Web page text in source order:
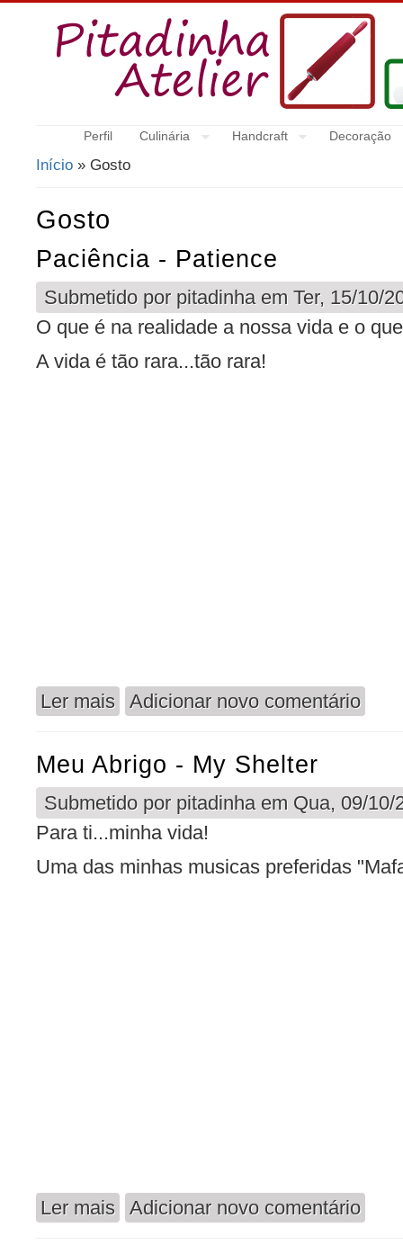
Perfil Culinária Handcraft Decoração
Início » Gosto
Gosto
Paciência - Patience
Submetido por pitadinha em Ter, 15/10/
O que é na realidade a nossa vida e o
A vida é tão rara...tão rara!
Ler mais acerca de Paciência - Patience
Adicionar novo comentário
Meu Abrigo - My Shelter
Submetido por pitadinhaem Qua, 09/10/
Para ti...minha vida!
Uma das minhas musicas preferidas
Ler mais acerca de Meu Abrigo - My Shelter
Adicionar novo comentário